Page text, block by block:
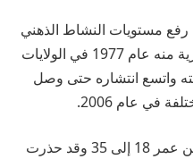
مستويات النشاط الذهني
والجسدي، ظهرت أول علامة تجارية منه عام 1977 في الولايات
واتسع انتشاره حتى وصل
يستهدف هذا المنتج فئة الشباب من عمر 18 إلى 35 وقد حذرت